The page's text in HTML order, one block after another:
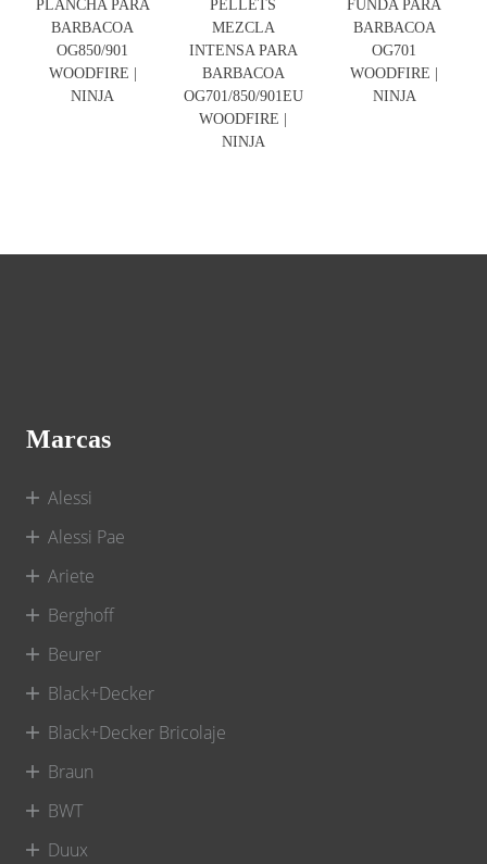
PLANCHA PARA
BARBACOA
OG850/901
WOODFIRE |
NINJA
PELLETS
MEZCLA
INTENSA PARA
BARBACOA
OG701/850/901EU
WOODFIRE |
NINJA
FUNDA PARA
BARBACOA
OG701
WOODFIRE |
NINJA
Marcas
Alessi
Alessi Pae
Ariete
Berghoff
Beurer
Black+Decker
Black+Decker Bricolaje
Braun
BWT
Duux